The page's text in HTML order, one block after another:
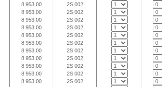
8 953,00 2S 002
8 953,00 2S 002
8 953,00 2S 002
8 953,00 2S 002
8 953,00 2S 002
8 953,00 2S 002
8 953,00 2S 002
8 953,00 2S 002
8 953,00 2S 002
8 953,00 2S 002
8 953,00 2S 002